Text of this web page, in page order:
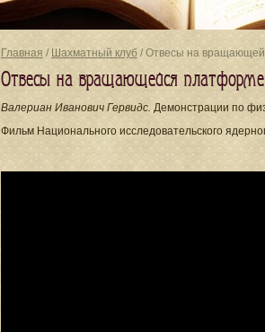
Главная / Шахматный клуб / Отвесы на
Отвесы на вращающейся платформе
Валериан Иванович Гервидс. Демонстрации по
Фильм Национального исследовательского